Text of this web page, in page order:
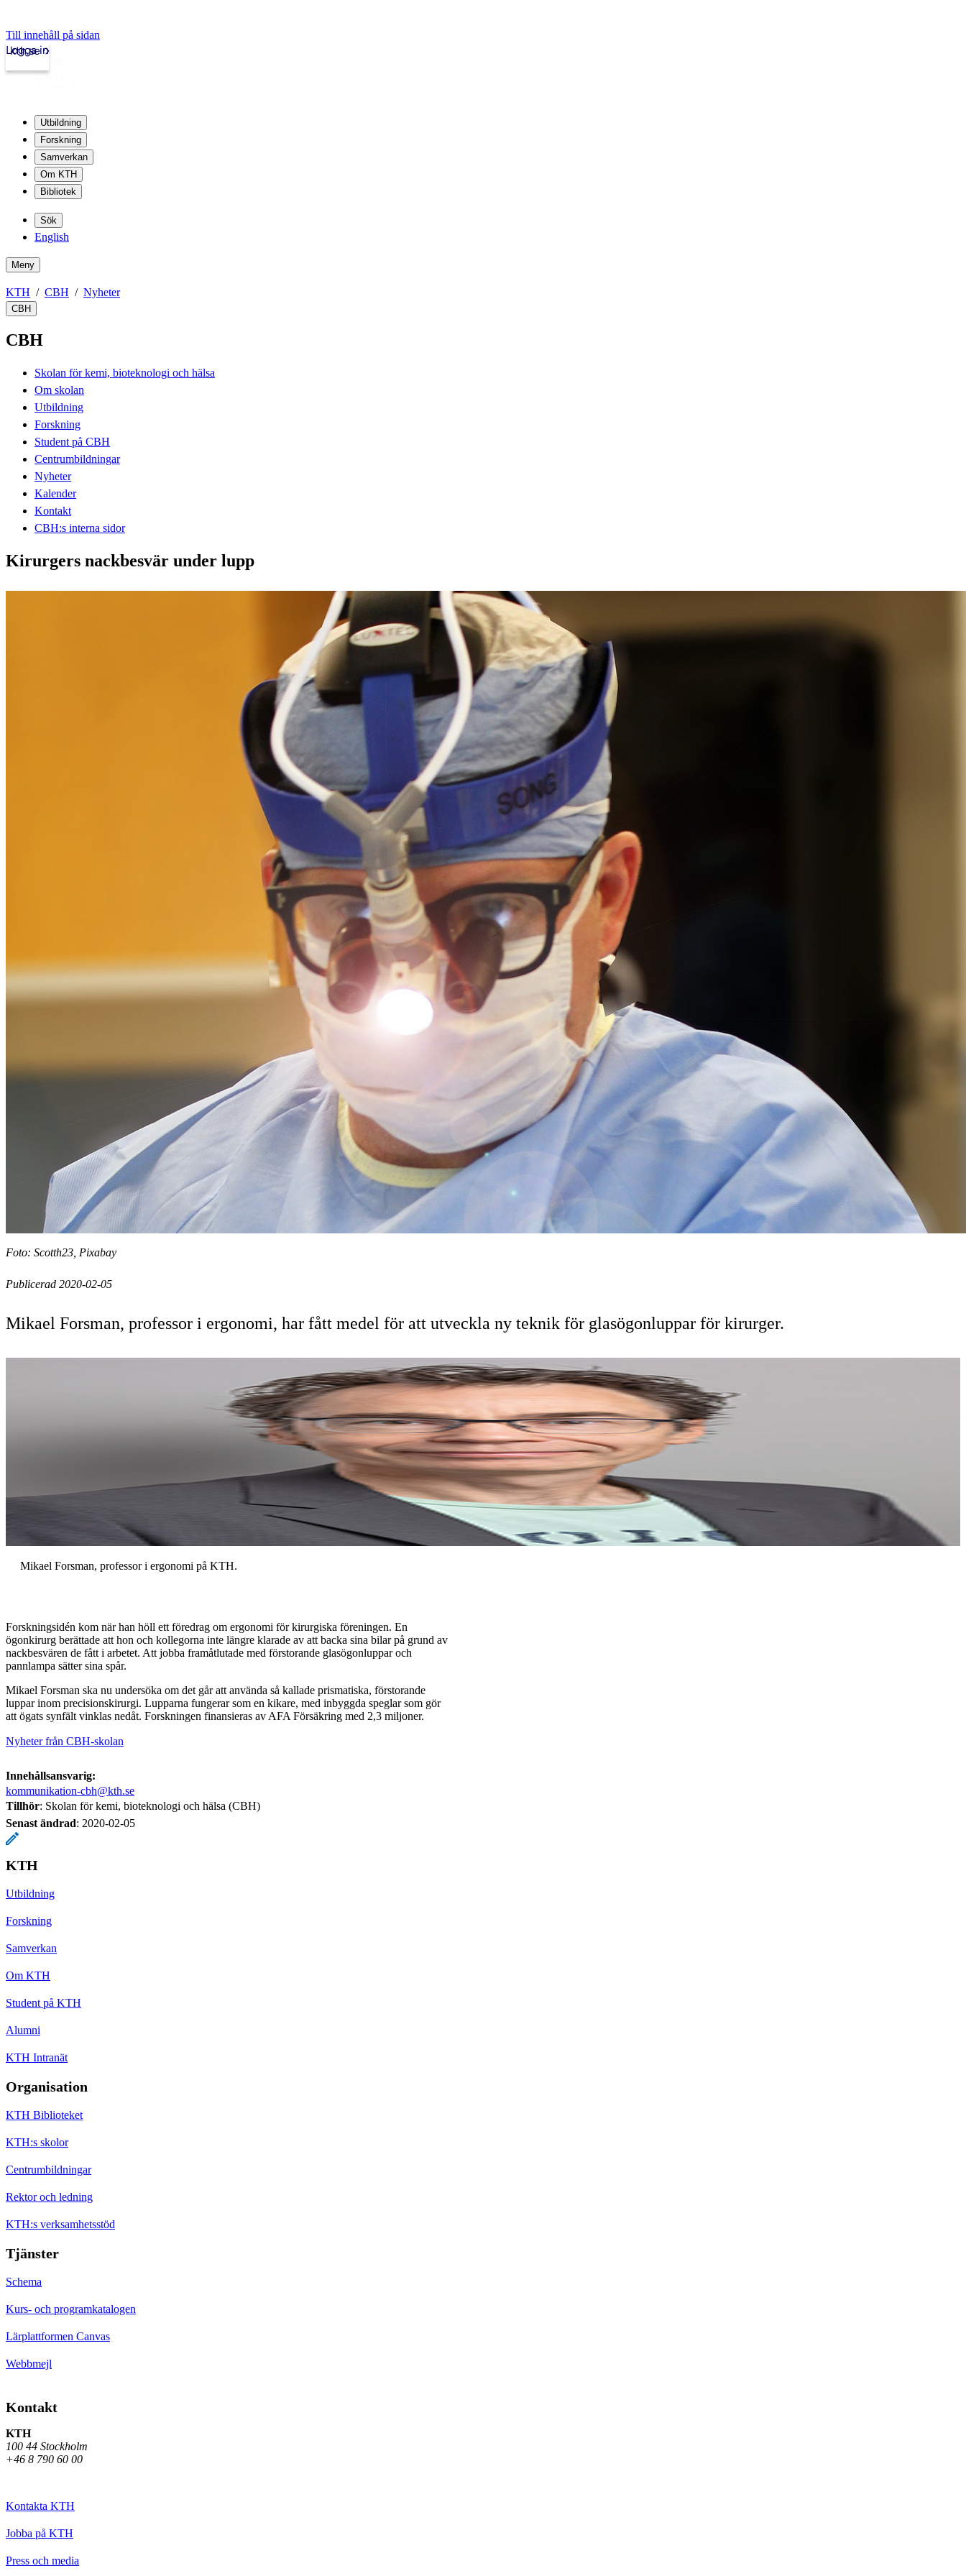
Till innehåll på sidan
kth.se
Logga in
Utbildning
Forskning
Samverkan
Om KTH
Bibliotek
Sök
English
Meny
KTH CBH Nyheter
CBH
CBH
Skolan för kemi, bioteknologi och hälsa
Om skolan
Utbildning
Forskning
Student på CBH
Centrumbildningar
Nyheter
Kalender
Kontakt
CBH:s interna sidor
Kirurgers nackbesvär under lupp
Foto: Scotth23, Pixabay
Publicerad 2020-02-05
Mikael Forsman, professor i ergonomi, har fått medel för att utveckla ny teknik för glasögonluppar för kirurger.
Mikael Forsman, professor i ergonomi på KTH.
Forskningsidén kom när han höll ett föredrag om ergonomi för kirurgiska föreningen. En
ögonkirurg berättade att hon och kollegorna inte längre klarade av att backa sina bilar på grund av
nackbesvären de fått i arbetet. Att jobba framåtlutade med förstorande glasögonluppar och
pannlampa sätter sina spår.
Mikael Forsman ska nu undersöka om det går att använda så kallade prismatiska, förstorande
luppar inom precisionskirurgi. Lupparna fungerar som en kikare, med inbyggda speglar som gör
att ögats synfält vinklas nedåt. Forskningen finansieras av AFA Försäkring med 2,3 miljoner.
Nyheter från CBH-skolan
Innehållsansvarig:
kommunikation-cbh@kth.se
Tillhör: Skolan för kemi, bioteknologi och hälsa (CBH)
Senast ändrad: 2020-02-05
KTH
Utbildning
Forskning
Samverkan
Om KTH
Student på KTH
Alumni
KTH Intranät
Organisation
KTH Biblioteket
KTH:s skolor
Centrumbildningar
Rektor och ledning
KTH:s verksamhetsstöd
Tjänster
Schema
Kurs- och programkatalogen
Lärplattformen Canvas
Webbmejl
Kontakt
KTH
100 44 Stockholm
+46 8 790 60 00
Kontakta KTH
Jobba på KTH
Press och media